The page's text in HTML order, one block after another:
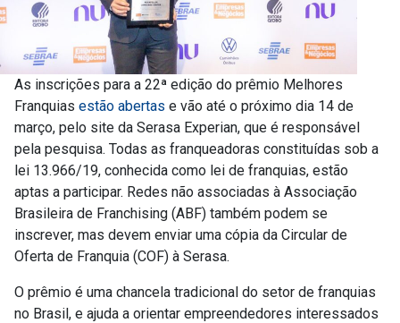
As inscrições para a 22ª edição do prêmio Melhores
Franquias estão abertas e vão até o próximo dia 14 de
março, pelo site da Serasa Experian, que é responsável
pela pesquisa. Todas as franqueadoras constituídas sob a
lei 13.966/19, conhecida como lei de franquias, estão
aptas a participar. Redes não associadas à Associação
Brasileira de Franchising (ABF) também podem se
inscrever, mas devem enviar uma cópia da Circular de
Oferta de Franquia (COF) à Serasa.
O prêmio é uma chancela tradicional do setor de franquias
no Brasil, e ajuda a orientar empreendedores interessados